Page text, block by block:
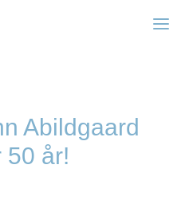
Abildgaard
50 år!